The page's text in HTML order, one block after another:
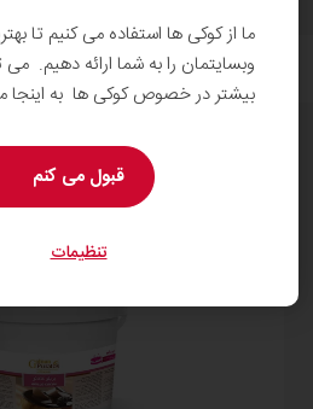
فیلتر
ما از کوکی ها استفاده می کنیم تا
وبسایتمان را به شما ارائه دهیم. می
بیشتر در خصوص کوکی ها به اینجا
قبول می کنم
تنظیمات